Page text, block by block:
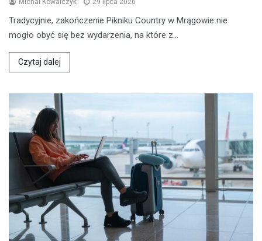
Michał Kowalczyk 29 lipca 2026
Tradycyjnie, zakończenie Pikniku Country w Mrągowie nie
mogło obyć się bez wydarzenia, na które z…
Czytaj dalej